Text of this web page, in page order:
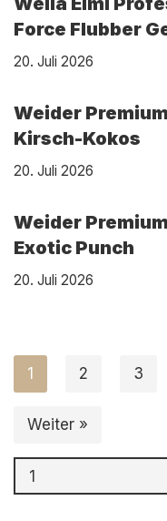
Force Flubber
20. Juli 2026
Weider
Kirsch-Kokos
20. Juli 2026
Weider
Exotic Punch
20. Juli 2026
1 2 3
Weiter »